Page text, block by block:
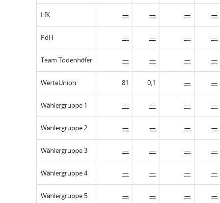
LfK — — — —
PdH — — — —
Team Todenhöfer — — — —
WerteUnion 81 0,1 — —
Wählergruppe 1 — — — —
Wählergruppe 2 — — — —
Wählergruppe 3 — — — —
Wählergruppe 4 — — — —
Wählergruppe 5 — — — —